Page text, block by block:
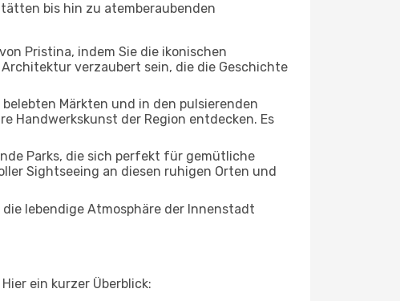
bis hin zu atemberaubenden
Pristina, indem Sie die ikonischen
verzaubert sein, die die Geschichte
Märkten und in den pulsierenden
Handwerkskunst der Region entdecken. Es
Parks, die sich perfekt für gemütliche
Sightseeing an diesen ruhigen Orten und
lebendige Atmosphäre der Innenstadt
ein kurzer Überblick: